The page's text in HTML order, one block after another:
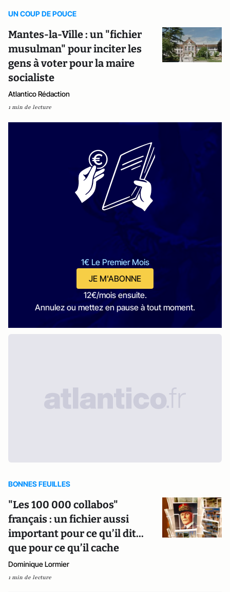
UN COUP DE POUCE
Mantes-la-Ville : un "fichier
musulman" pour inciter les
gens à voter pour la maire
socialiste
Atlantico Rédaction
1 min de lecture
1€ Le Premier Mois
JE M'ABONNE
12€/mois ensuite.
Annulez ou mettez en pause à tout moment.
BONNES FEUILLES
"Les 100 000 collabos"
français : un fichier aussi
important pour ce qu’il dit...
que pour ce qu’il cache
Dominique Lormier
1 min de lecture